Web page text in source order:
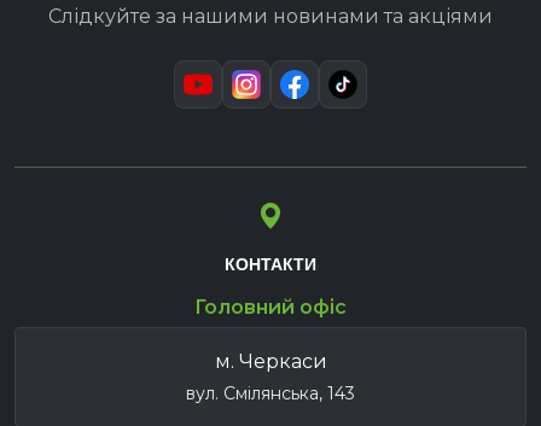
Слідкуйте за нашими новинами та акціями
КОНТАКТИ
Головний офіс
м. Черкаси
вул. Смілянська, 143